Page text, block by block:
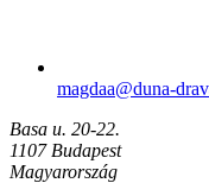
magdaa​@duna-
Basa u. 20-22.
1107 Budapest
Magyarország